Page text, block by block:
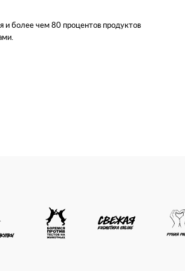
и более чем 80 процентов продуктов
в мире ежегодно гибнет 8